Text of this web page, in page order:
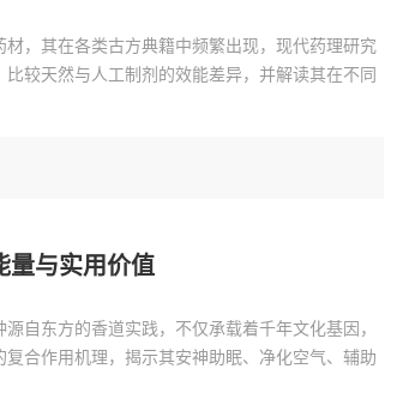
，其在各类古方典籍中频繁出现，现代药理研究
较天然与人工制剂的效能差异，并解读其在不同
量与实用价值
自东方的香道实践，不仅承载着千年文化基因，
合作用机理，揭示其安神助眠、净化空气、辅助